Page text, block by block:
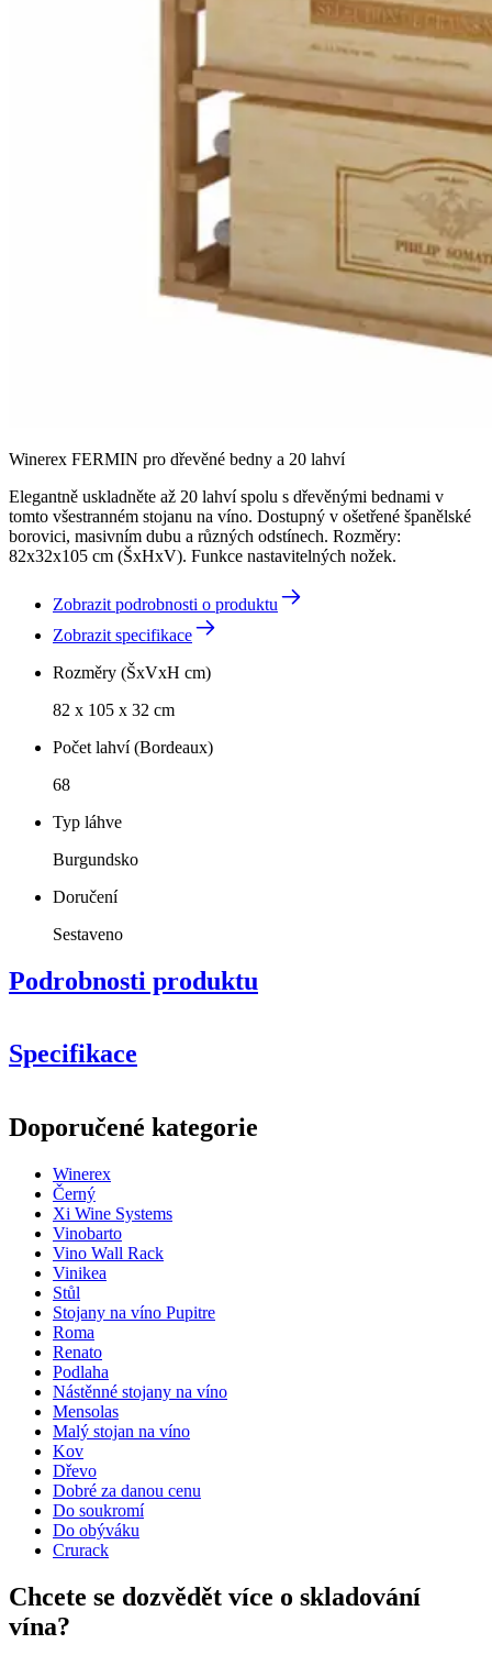
Winerex FERMIN pro dřevěné bedny a 20 lahví
Elegantně uskladněte až 20 lahví spolu s dřevěnými bednami v
tomto všestranném stojanu na víno. Dostupný v ošetřené španělské
borovici, masivním dubu a různých odstínech. Rozměry:
82x32x105 cm (ŠxHxV). Funkce nastavitelných nožek.
Zobrazit podrobnosti o produktu
Zobrazit specifikace
Rozměry (ŠxVxH cm)
82 x 105 x 32 cm
Počet lahví (Bordeaux)
68
Typ láhve
Burgundsko
Doručení
Sestaveno
Podrobnosti produktu
Všimněte si, že tento modul je o něco širší než většina ostatních
standardních modulů řady WINEREX, které mají šířku 68 cm.
Volné dřevěné
bedny si můžete objednat zde
Specifikace
Číslo produktuHX2542
Obecné
DoručeníSestaveno
UmístěníPodlaha
Modulární Ano
Lahve
Počet lahví (Bordeaux)68
Typ láhve
Rozměry (ŠxVxH cm)
Výška (cm)
Šířka (cm)82
Hloubka (cm)
Hmotnost (kg)
Doporučené kategorie
Winerex
Černý
Xi Wine Systems
Vinobarto
Vino Wall Rack
Vinikea
Stůl
Stojany na víno Pupitre
Roma
Renato
Podlaha
Nástěnné stojany na víno
Mensolas
Malý stojan na víno
Kov
Dřevo
Dobré za danou cenu
Do soukromí
Do obýváku
Crurack
Chcete se dozvědět více o skladování
vína?